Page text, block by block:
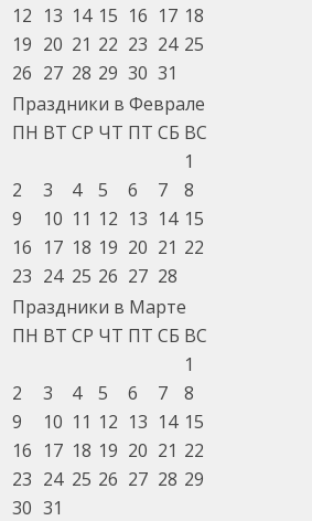
12 13 14 15 16 17 18
19 20 21 22 23 24 25
26 27 28 29 30 31
Праздники в Феврале
ПН ВТ СР ЧТ ПТ СБ ВС
1
2
3 4 5 6 7
8
9
10 11 12 13 14 15
16 17 18 19 20 21 22
23 24 25 26 27 28
Праздники в Марте
ПН ВТ СР ЧТ ПТ СБ ВС
1
2
3 4 5 6 7
8
9
10 11 12 13 14 15
16 17 18 19 20 21 22
23 24 25 26 27 28 29
30 31